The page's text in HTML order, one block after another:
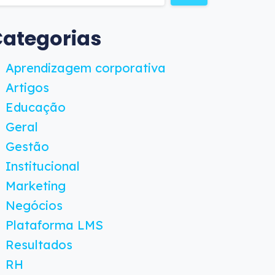
Aprendizagem corporativa
Artigos
Educação
Geral
Gestão
Institucional
Marketing
Negócios
Plataforma LMS
Resultados
RH